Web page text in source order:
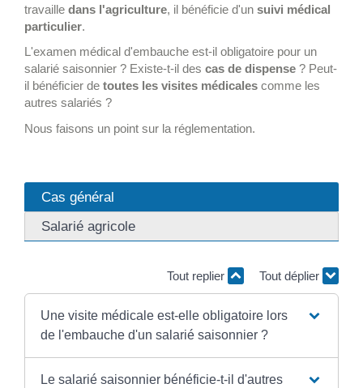
travaille dans l'agriculture, il bénéficie d'un suivi médical
particulier.
L'examen médical d'embauche est-il obligatoire pour un
salarié saisonnier ? Existe-t-il des cas de dispense ? Peut-
il bénéficier de toutes les visites médicales comme les
autres salariés ?
Nous faisons un point sur la réglementation.
Cas général
Salarié agricole
Tout replier Tout déplier
Une visite médicale est-elle obligatoire lors
de l'embauche d'un salarié saisonnier ?
Le salarié saisonnier bénéficie-t-il d'autres